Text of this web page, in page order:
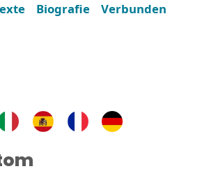
Biografie Verbunden